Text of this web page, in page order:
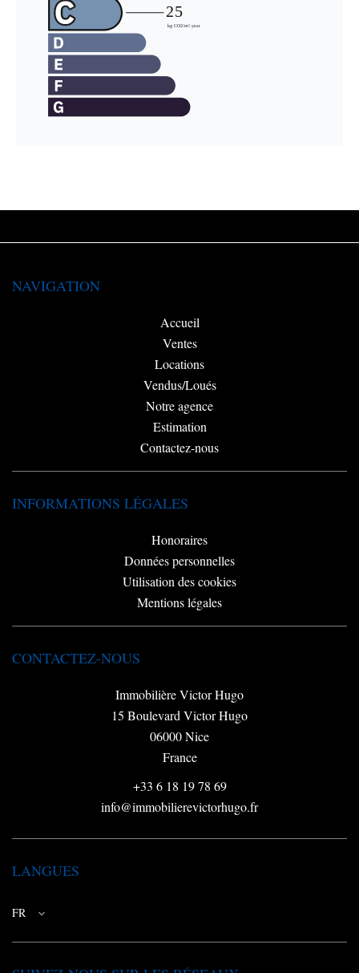
NAVIGATION
Accueil
Ventes
Locations
Vendus/Loués
Notre agence
Estimation
Contactez-nous
INFORMATIONS LÉGALES
Honoraires
Données personnelles
Utilisation des cookies
Mentions légales
CONTACTEZ-NOUS
Immobilière Victor Hugo
15 Boulevard Victor Hugo
06000Nice
France
+33 6 18 19 78 69
info@immobilierevictorhugo.fr
LANGUES
FR